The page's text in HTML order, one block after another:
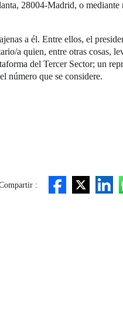
28004-Madrid, o mediante
a él. Entre ellos, el
a quien, entre otras cosas,
del Tercer Sector; un
número que se considere.
: